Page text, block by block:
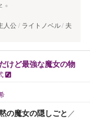
人公 ライトノベル 夫
けど最強な魔女の物
の魔女の隠しごと ／